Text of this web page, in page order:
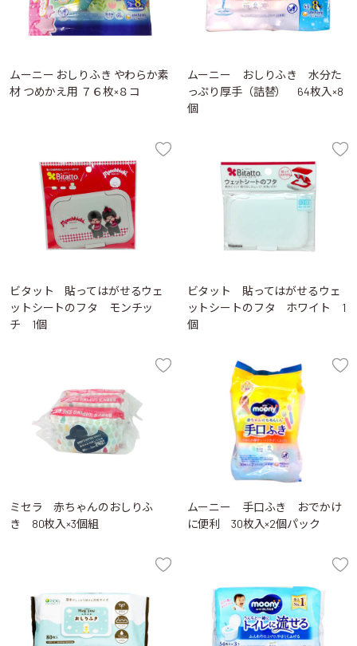
ムーニー おしりふき やわらか素
材 つめかえ用 ７６枚×８コ
ムーニー おしりふき 水分た
っぷり厚手（詰替） 64枚入×8
個
ビタット 貼ってはがせるウェ
ットシートのフタ モンチッ
チ 1個
ビタット 貼ってはがせるウェ
ットシートのフタ ホワイト 1
個
ミセラ 赤ちゃんのおしりふ
き 80枚入×3個組
ムーニー 手口ふき おでかけ
に便利 30枚入×2個パック